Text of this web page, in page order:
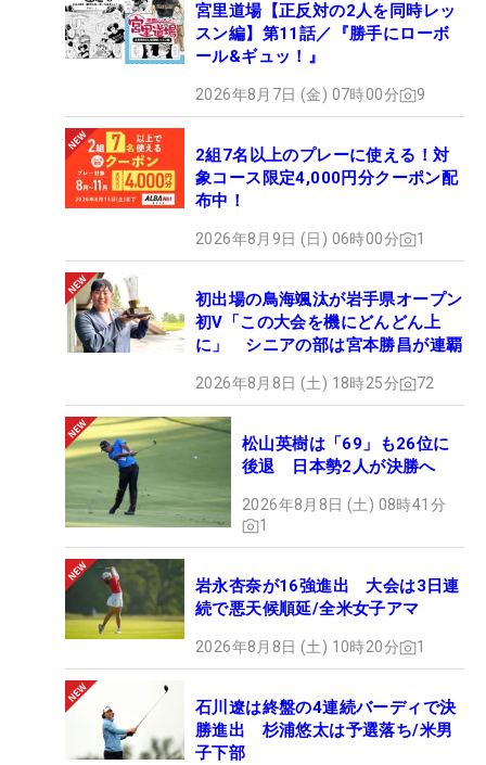
宮里道場【正反対の2人を同時レッ
スン編】第11話／『勝手にローボ
ール&ギュッ！』
2026年8月7日 (金) 07時00分 9
2組7名以上のプレーに使える！対
象コース限定4,000円分クーポン配
布中！
2026年8月9日 (日) 06時00分 1
初出場の鳥海颯汰が岩手県オープン
初V「この大会を機にどんどん上
に」 シニアの部は宮本勝昌が連覇
2026年8月8日 (土) 18時25分 72
松山英樹は「69」も26位に
後退 日本勢2人が決勝へ
2026年8月8日 (土) 08時41分
1
岩永杏奈が16強進出 大会は3日連
続で悪天候順延/全米女子アマ
2026年8月8日 (土) 10時20分 1
石川遼は終盤の4連続バーディで決
勝進出 杉浦悠太は予選落ち/米男
子下部